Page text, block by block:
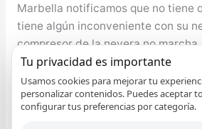
Marbella notificamos que no tiene
tiene algún inconveniente con su
compresor de la nevera no
compresor, no enfría
problema lo resolvemos. Nuestro
nuestro seres queridos depende
nutrición que se tenga, por lo tanto
Tu privacidad es importante
Usamos cookies para mejorar tu
personalizar contenidos. Puedes aceptar
configurar tus preferencias por categoría.